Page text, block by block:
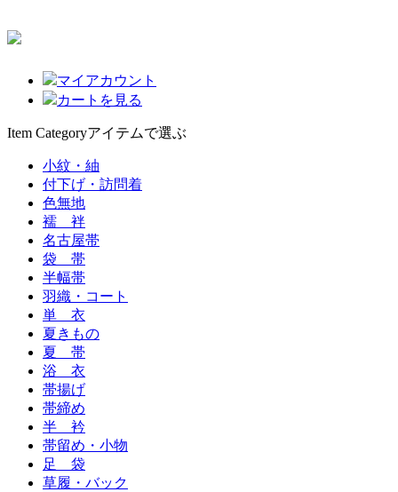
マイアカウント
カートを見る
Item Categoryアイテムで選ぶ
小紋・紬
付下げ・訪問着
色無地
襦 袢
名古屋帯
袋 帯
半幅帯
羽織・コート
単 衣
夏きもの
夏 帯
浴 衣
帯揚げ
帯締め
半 衿
帯留め・小物
足 袋
草履・バック